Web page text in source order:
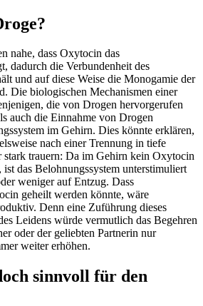
nahe, dass Oxytocin das
dadurch die Verbundenheit des
und auf diese Weise die Monogamie der
Die biologischen Mechanismen einer
die von Drogen hervorgerufen
auch die Einnahme von Drogen
im Gehirn. Dies könnte erklären,
nach einer Trennung in tiefe
stark trauern: Da im Gehirn kein Oxytocin
das Belohnungssystem unterstimuliert
weniger auf Entzug. Dass
geheilt werden könnte, wäre
Denn eine Zuführung dieses
Leidens würde vermutlich das Begehren
oder der geliebten Partnerin nur
weiter erhöhen.
sinnvoll für den